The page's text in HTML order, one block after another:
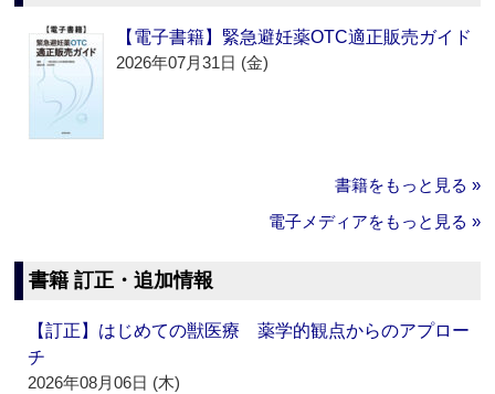
【電子書籍】緊急避妊薬OTC適正販売ガイド
2026年07月31日 (金)
書籍をもっと見る »
電子メディアをもっと見る »
書籍 訂正・追加情報
【訂正】はじめての獣医療 薬学的観点からのアプロー
チ
2026年08月06日 (木)